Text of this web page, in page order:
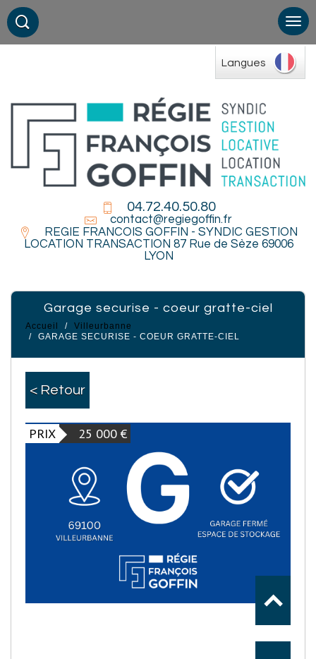
Langues
04.72.40.50.80
contact@regiegoffin.fr
REGIE FRANCOIS GOFFIN - SYNDIC GESTION
LOCATION TRANSACTION 87 Rue de Sèze 69006
LYON
garage securise - coeur gratte-ciel
Accueil
Villeurbanne
GARAGE SECURISE - COEUR GRATTE-CIEL
< Retour
PRIX 25 000 €